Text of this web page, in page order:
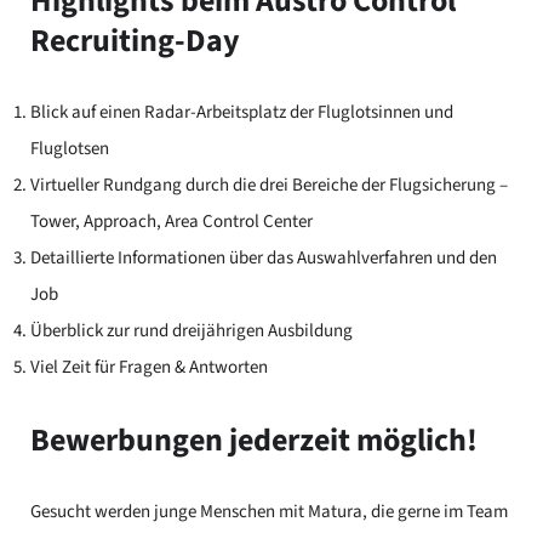
Recruiting-Day
Blick auf einen Radar-Arbeitsplatz der Fluglotsinnen und
Fluglotsen
Virtueller Rundgang durch die drei Bereiche der Flugsicherung –
Tower, Approach, Area Control Center
Detaillierte Informationen über das Auswahlverfahren und den
Job
Überblick zur rund dreijährigen Ausbildung
Viel Zeit für Fragen & Antworten
Bewerbungen jederzeit möglich!
Gesucht werden junge Menschen mit Matura, die gerne im Team